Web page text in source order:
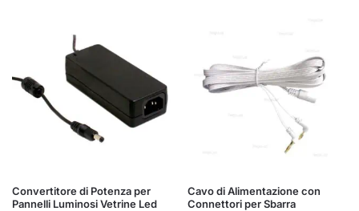
Convertitore di Potenza per
Pannelli Luminosi Vetrine Led
Cavo di Alimentazione con
Connettori per Sbarra